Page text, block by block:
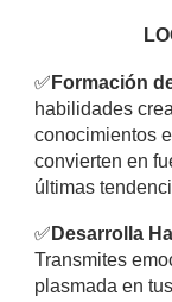
✅ Formación
habilidades
conocimientos
convierten en
últimas
✅ ​Desarrolla
Transmites
plasmada en